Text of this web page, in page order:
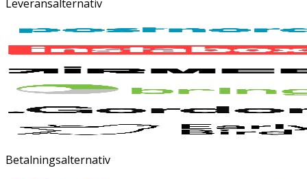
Leveransalternativ
Betalningsalternativ